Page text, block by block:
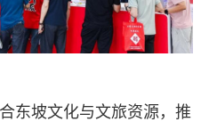
东坡文化与文旅资源，推